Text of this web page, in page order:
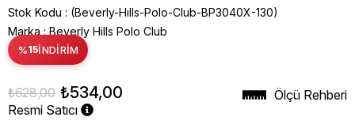
Stok Kodu
(Beverly-Hılls-Polo-Club-BP3040X-130)
Marka : Beverly Hills Polo Club
%15İNDIRIM
₺628,00 ₺534,00
Resmi Satıcı
Ölçü Rehberi